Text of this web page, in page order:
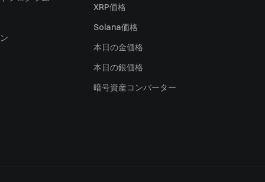
XRP価格
Solana価格
本日の金価格
本日の銀価格
暗号資産コンバーター